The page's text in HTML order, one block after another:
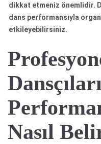
dikkat etmeniz önemlidir.
dans performansıyla
etkileyebilirsiniz.
Nasıl